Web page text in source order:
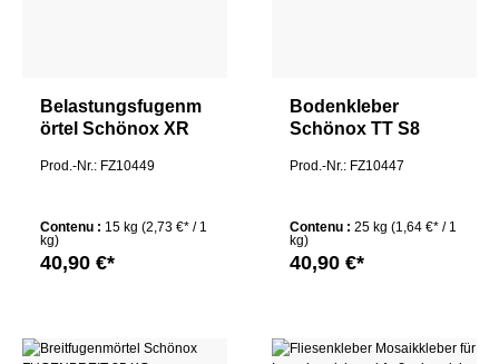
Belastungsfugenm
örtel Schönox XR
Prod.-Nr.: FZ10449
Contenu : 15 kg (2,73 €* / 1
kg)
40,90 €*
Bodenkleber
Schönox TT S8
Prod.-Nr.: FZ10447
Contenu : 25 kg (1,64 €* / 1
kg)
40,90 €*